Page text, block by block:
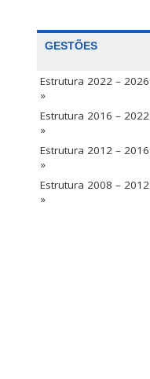
GESTÕES
Estrutura 2022 – 2026
»
Estrutura 2016 – 2022
»
Estrutura 2012 – 2016
»
Estrutura 2008 – 2012
»